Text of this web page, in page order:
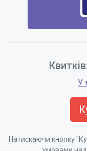
У
Натискаючи кнопку